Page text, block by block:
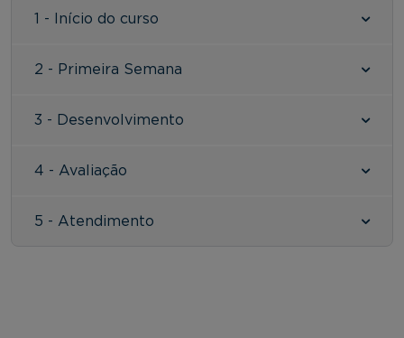
1 - Início do curso
2 - Primeira Semana
3 - Desenvolvimento
4 - Avaliação
5 - Atendimento